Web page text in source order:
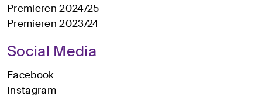
Premieren 2024/25
Premieren 2023/24
Social Media
Facebook
Instagram